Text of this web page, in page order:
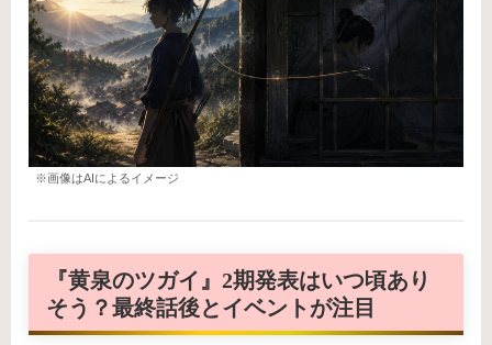
※画像はAIによるイメージ
『黄泉のツガイ』2期発表はいつ頃あり
そう？最終話後とイベントが注目